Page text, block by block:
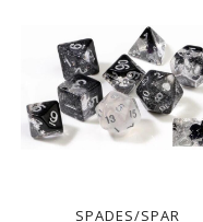
SPADES/SPAR